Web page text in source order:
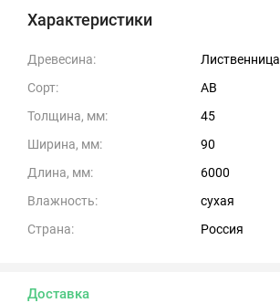
Характеристики
Древесина:
Лиственница
Сорт:
АВ
Толщина, мм:
45
Ширина, мм:
90
Длина, мм:
6000
Влажность:
сухая
Страна:
Россия
Доставка